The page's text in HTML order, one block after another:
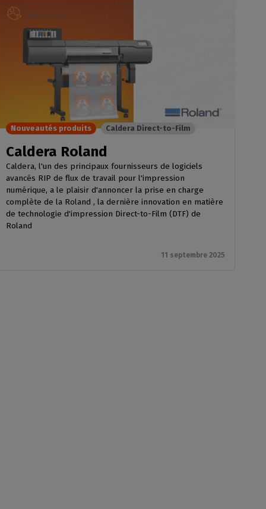
Caldera Roland
Caldera, l'un des principaux fournisseurs de logiciels
avancés RIP de flux de travail pour l'impression
numérique, a le plaisir d'annoncer la prise en charge
complète de la Roland , la dernière innovation en matière
de technologie d'impression Direct-to-Film (DTF) de
Roland
11 septembre 2025
Nouveautés produits Caldera Direct-to-Film